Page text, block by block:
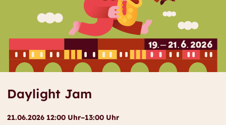
Daylight Jam
21.06.2026 12:00 Uhr–13:00 Uhr